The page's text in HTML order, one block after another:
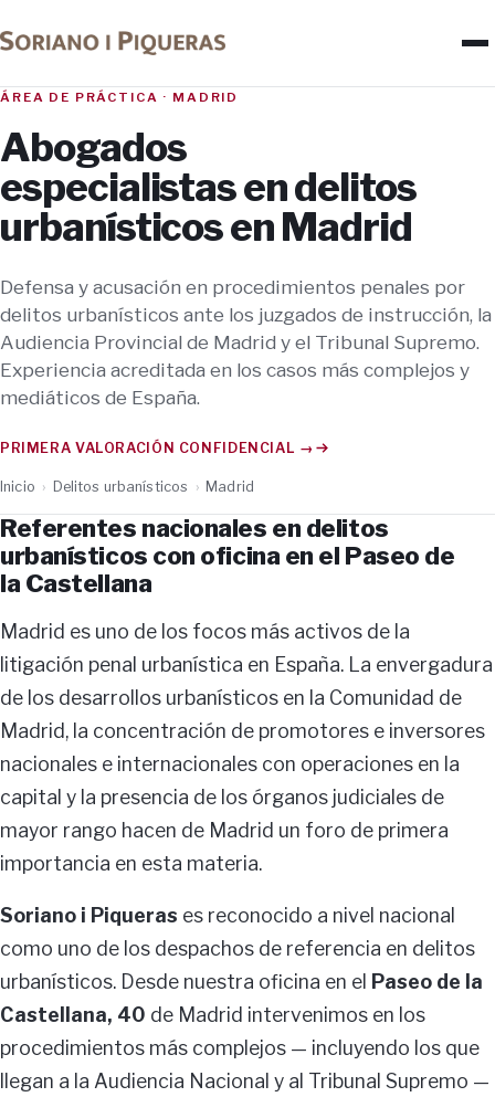
ÁREA DE PRÁCTICA · MADRID
Abogados
especialistas en delitos
urbanísticos en Madrid
Defensa y acusación en procedimientos penales por
delitos urbanísticos ante los juzgados de instrucción, la
Audiencia Provincial de Madrid y el Tribunal Supremo.
Experiencia acreditada en los casos más complejos y
mediáticos de España.
PRIMERA VALORACIÓN CONFIDENCIAL →
Inicio › Delitos urbanísticos › Madrid
Referentes nacionales en delitos
urbanísticos con oficina en el Paseo de
la Castellana
Madrid es uno de los focos más activos de la
litigación penal urbanística en España. La envergadura
de los desarrollos urbanísticos en la Comunidad de
Madrid, la concentración de promotores e inversores
nacionales e internacionales con operaciones en la
capital y la presencia de los órganos judiciales de
mayor rango hacen de Madrid un foro de primera
importancia en esta materia.
Soriano i Piqueras es reconocido a nivel nacional
como uno de los despachos de referencia en delitos
urbanísticos. Desde nuestra oficina en el Paseo de la
Castellana, 40 de Madrid intervenimos en los
procedimientos más complejos — incluyendo los que
llegan a la Audiencia Nacional y al Tribunal Supremo —